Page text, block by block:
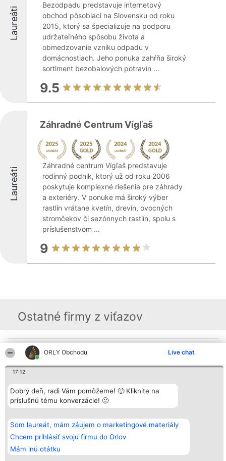
ORLY Obchodu Live chat
17:12
Dobrý deň, radi Vám pomôžeme! 🙂 Kliknite na
príslušnú tému konverzácie! 🙂
Som laureát, mám záujem o marketingové materiály
Chcem prihlásiť svoju firmu do Orlov
Mám inú otátku
Laureáti
Bezodpadu predstavuje internetový
obchod pôsobiaci na Slovensku od roku
2015, ktorý sa špecializuje na podporu
udržateľného spôsobu života a
obmedzovanie vzniku odpadu v
domácnostiach. Jeho ponuka zahŕňa široký
sortiment bezobalových potravín ...
9.5
Laureáti
Záhradné Centrum Vígľaš
Záhradné centrum Vígľaš predstavuje
rodinný podnik, ktorý už od roku 2006
poskytuje komplexné riešenia pre záhrady
a exteriéry. V ponuke má široký výber
rastlín vrátane kvetín, drevín, ovocných
stromčekov či sezónnych rastlín, spolu s
príslušenstvom ...
9
Ostatné firmy z viťazov
Organizátor hodnotenia
Bright Side Solutions sp. z o.
o. sp. k.
ul. Ruska 22
KRS 0000749100 | Regon
381313360 | NIP 8943132676
+48 508 492 400
Lista
Podmienky
Obchodné
podmienky
ochrany
osobných
údajov
Kontakt